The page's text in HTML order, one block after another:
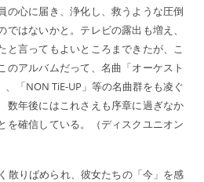
の心に届き、浄化し、救うような圧倒
はないかと。テレビの露出も増え、
と言ってもよいところまできたが、こ
のアルバムだって、名曲「オーケスト
「NON TiE-UP」等の名曲群をも凌ぐ
数年後にはこれさえも序章に過ぎなか
を確信している。（ディスクユニオン
散りばめられ、彼女たちの「今」を感